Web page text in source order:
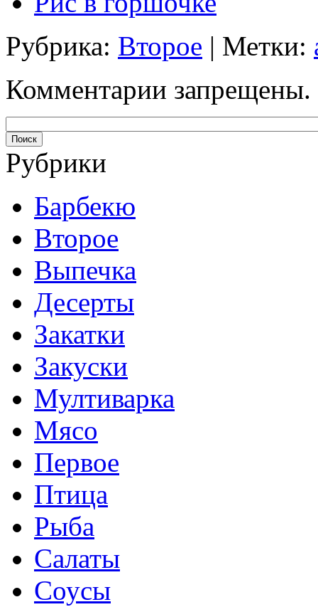
Рубрика: Второе | Метки:
Комментарии запрещены.
Рубрики
Барбекю
Второе
Выпечка
Десерты
Закатки
Закуски
Мултиварка
Мясо
Первое
Птица
Рыба
Салаты
Соусы